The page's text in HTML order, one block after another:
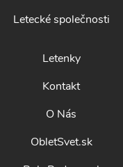
Letecké společnosti
Letenky
Kontakt
O Nás
ObletSvet.sk